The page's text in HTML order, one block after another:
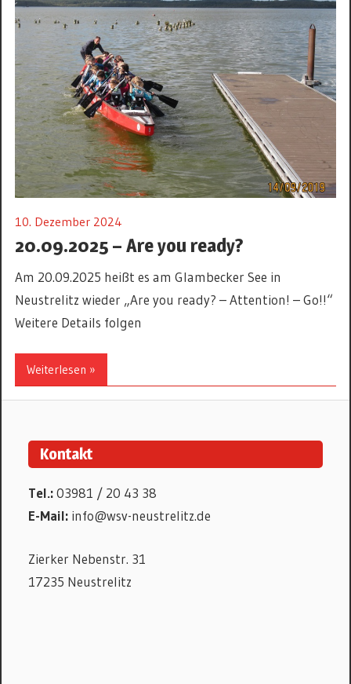
10. Dezember 2024
20.09.2025 – Are you ready?
Am 20.09.2025 heißt es am Glambecker See in
Neustrelitz wieder „Are you ready? – Attention! – Go!!“
Weitere Details folgen
Weiterlesen »
Kontakt
Tel.:03981 / 20 43 38
E-Mail: info@wsv-neustrelitz.de
Zierker Nebenstr. 31
17235 Neustrelitz